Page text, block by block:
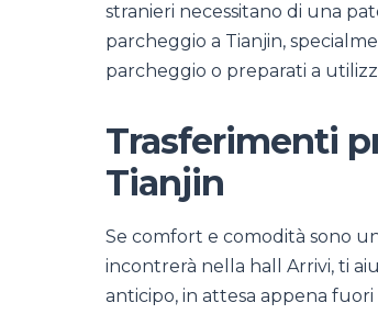
stranieri necessitano di una
parcheggio a Tianjin,
parcheggio o preparati a
Trasferimenti
Tianjin
Se comfort e comodità sono
incontrerà nella hall Arrivi, ti
anticipo, in attesa appena